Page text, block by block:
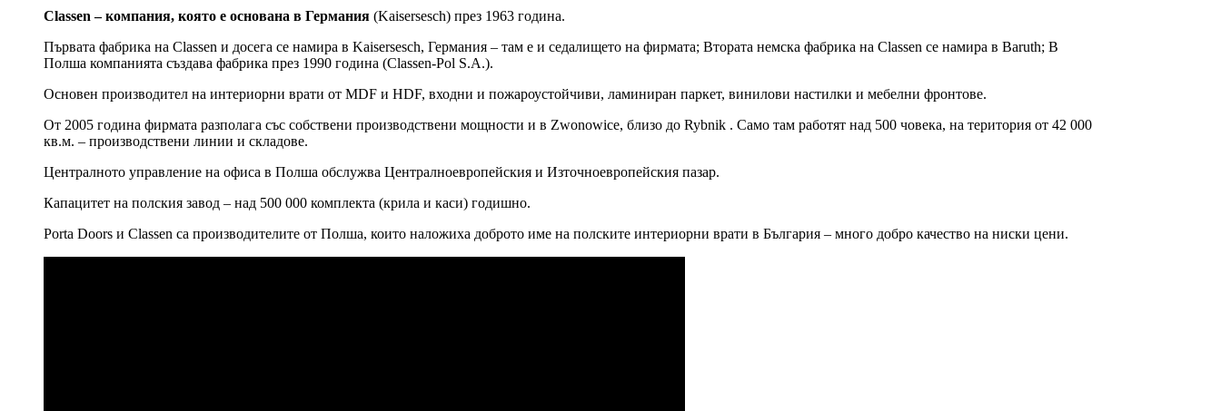
Classen – компания, която е основана в Германия(Kaisersesch) през 1963 година.
Първата фабрика на Classen и досега се намира в Kaisersesch, Германия – там е и седалището на фирмата; Втората немска фабрика на Classen се намира в Baruth; В
Полша компанията създава фабрика през 1990 година (Classen-Pol S.A.).
Основен производител на интериорни врати от MDF и HDF, входни и пожароустойчиви, ламиниран паркет, винилови настилки и мебелни фронтове.
От 2005 година фирмата разполага със собствени производствени мощности и в Zwonowice, близо до Rybnik . Само там работят над 500 човека, на територия от 42 000
кв.м. – производствени линии и складове.
Централното управление на офиса в Полша обслужва Централноевропейския и Източноевропейския пазар.
Капацитет на полския завод – над 500 000 комплекта (крила и каси) годишно.
Porta Doors и Classen са производителите от Полша, които наложиха доброто име на полските интериорни врати в България – много добро качество на ниски цени.